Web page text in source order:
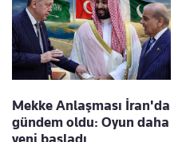
Mekke Anlaşması İran'da
gündem oldu: Oyun daha